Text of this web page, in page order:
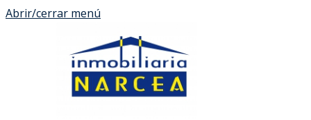
Abrir/cerrar menú